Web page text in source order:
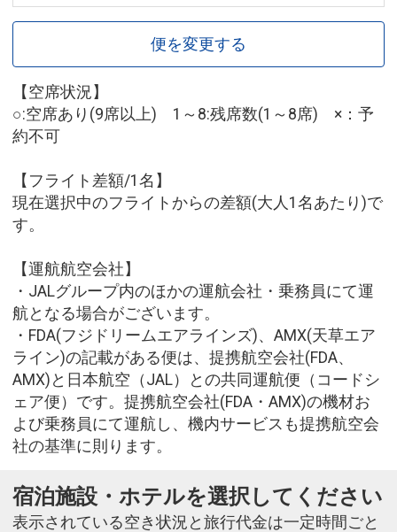
便を変更する
【空席状況】
○:空席あり(9席以上) 1～8:残席数(1～8席) ×：予
約不可
【フライト差額/1名】
現在選択中のフライトからの差額(大人1名あたり)で
す。
【運航航空会社】
・JALグループ内のほかの運航会社・乗務員にて運
航となる場合がございます。
・FDA(フジドリームエアラインズ)、AMX(天草エア
ライン)の記載がある便は、提携航空会社(FDA、
AMX)と日本航空（JAL）との共同運航便（コードシ
ェア便）です。提携航空会社(FDA・AMX)の機材お
よび乗務員にて運航し、機内サービスも提携航空会
社の基準に則ります。
宿泊施設・ホテルを選択してください
表示されている空き状況と旅行代金は一定時間ごと